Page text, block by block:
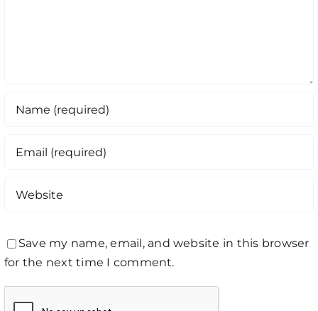
Save my name, email, and website in this browser
for the next time I comment.